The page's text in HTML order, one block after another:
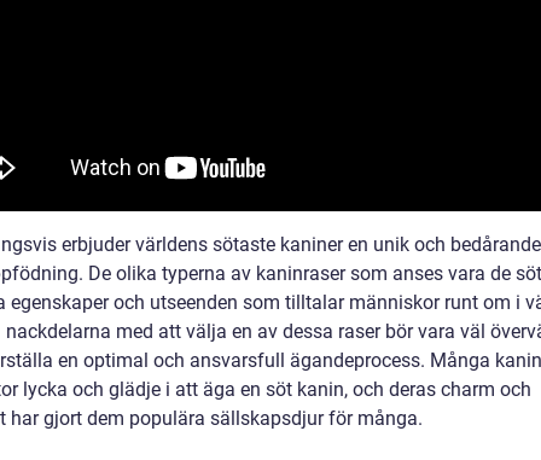
erbjuder världens sötaste kaniner en unik och
De olika typerna av kaninraser som anses vara de
egenskaper och utseenden som tilltalar människor runt om i
nackdelarna med att välja en av dessa raser bör vara väl
en optimal och ansvarsfull ägandeprocess. Många
lycka och glädje i att äga en söt kanin, och deras charm och
har gjort dem populära sällskapsdjur för många.